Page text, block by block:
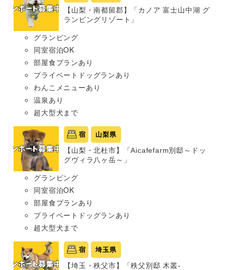
【山梨・南都留郡】「カノア 富士山中湖 グ
ランピングリゾート」
グランピング
同室宿泊OK
部屋食プランあり
プライベートドッグランあり
わんこメニューあり
温泉あり
超大型犬まで
宿 山梨県
【山梨・北杜市】「Aicafefarm別邸～ドッ
グヴィラ八ヶ岳～」
グランピング
同室宿泊OK
部屋食プランあり
プライベートドッグランあり
超大型犬まで
宿 埼玉県
【埼玉・秩父市】「秩父別邸 木叢-